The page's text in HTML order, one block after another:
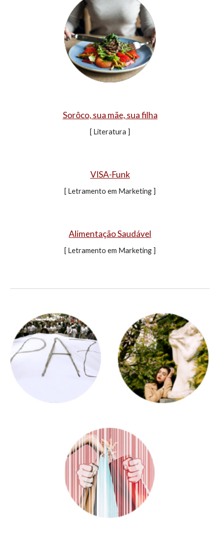
Sorôco, sua mãe, sua filha
[ Literatura ]
VISA-Funk
[ Letramento em Marketing ]
Alimentação Saudável
[ Letramento em Marketing ]